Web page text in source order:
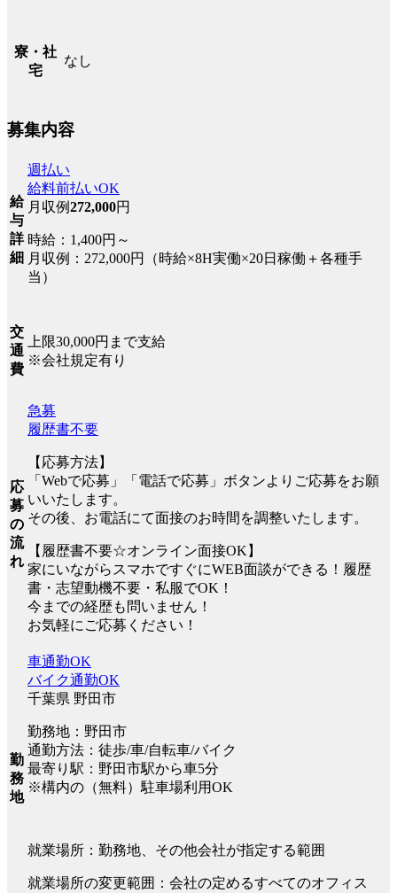
寮・社
宅
なし
募集内容
給
与
詳
細
週払い
給料前払いOK
月収例272,000円
時給：1,400円～
月収例：272,000円（時給×8H実働×20日稼働＋各種手
当）
交
通
費
上限30,000円まで支給
※会社規定有り
応
募
の
流
れ
急募
履歴書不要
【応募方法】
「Webで応募」「電話で応募」ボタンよりご応募をお願
いいたします。
その後、お電話にて面接のお時間を調整いたします。
【履歴書不要☆オンライン面接OK】
家にいながらスマホですぐにWEB面談ができる！履歴
書・志望動機不要・私服でOK！
今までの経歴も問いません！
お気軽にご応募ください！
勤
務
地
車通勤OK
バイク通勤OK
千葉県 野田市
勤務地：野田市
通勤方法：徒歩/車/自転車/バイク
最寄り駅：野田市駅から車5分
※構内の（無料）駐車場利用OK
就業場所：勤務地、その他会社が指定する範囲
就業場所の変更範囲：会社の定めるすべてのオフィス